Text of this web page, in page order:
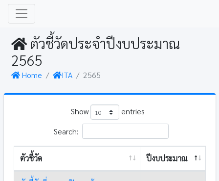
ตัวชี้วัดประจำปีงบประมาณ
2565
Home ITA 2565
Show
entries
Search:
ตัวชี้วัด ปีงบประมาณ